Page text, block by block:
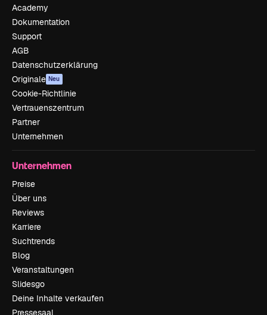
Academy
Dokumentation
Support
AGB
Datenschutzerklärung
Originale Neu
Cookie-Richtlinie
Vertrauenszentrum
Partner
Unternehmen
Unternehmen
Preise
Über uns
Reviews
Karriere
Suchtrends
Blog
Veranstaltungen
Slidesgo
Deine Inhalte verkaufen
Pressesaal